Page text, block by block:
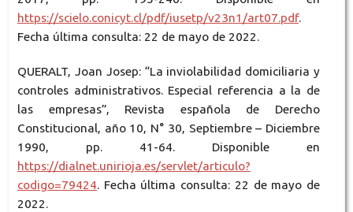
https://scielo.conicyt.cl/pdf/iusetp/v23n1/art07.pdf.
Fecha última consulta: 22 de mayo de 2022.
QUERALT, Joan Josep: “La inviolabilidad domiciliaria y
controles administrativos. Especial referencia a la de
las empresas”, Revista española de Derecho
Constitucional, año 10, N° 30, Septiembre – Diciembre
1990, pp. 41-64. Disponible en
https://dialnet.unirioja.es/servlet/articulo?
codigo=79424. Fecha última consulta: 22 de mayo de
2022.